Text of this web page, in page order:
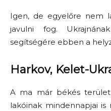
Igen, de egyelőre nem
javulni fog.
segítségére ebben a
Harkov, Kelet-
A ma már békés
lakóinak mindennapjai